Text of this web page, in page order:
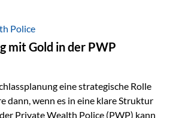
spielen: außerhalb der EU, ohne
Rechts- und Finanzplatz.
setzt der 3-Zellenschutz an –…
Police
mit Gold in der PWP
eine strategische Rolle
dann, wenn es in eine klare Struktur
Private Wealth Police (PWP) kann